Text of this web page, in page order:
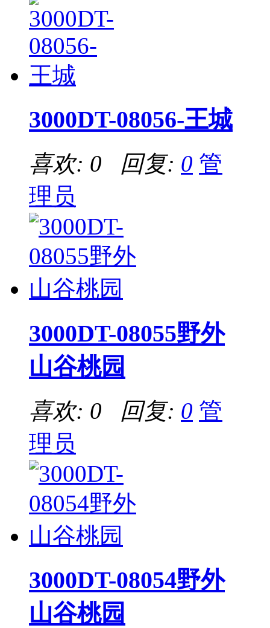
3000DT-08056-王城
喜欢: 0 回复: 0 管
理员
3000DT-08055野外
山谷桃园
喜欢: 0 回复: 0 管
理员
3000DT-08054野外
山谷桃园